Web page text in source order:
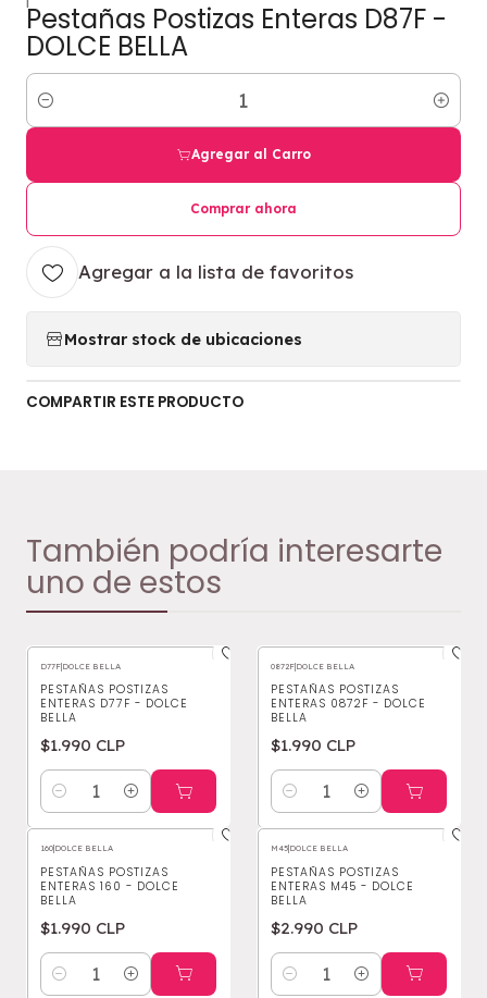
Pestañas Postizas Enteras D87F -
DOLCE BELLA
Cantidad
Agregar al Carro
Comprar ahora
Agregar a la lista de favoritos
Mostrar stock de ubicaciones
COMPARTIR ESTE PRODUCTO
También podría interesarte
uno de estos
D77F|DOLCE BELLA
PESTAÑAS POSTIZAS
ENTERAS D77F - DOLCE
BELLA
$1.990 CLP
Cantidad
0872F|DOLCE BELLA
PESTAÑAS POSTIZAS
ENTERAS 0872F - DOLCE
BELLA
$1.990 CLP
Cantidad
160|DOLCE BELLA
PESTAÑAS POSTIZAS
ENTERAS 160 - DOLCE
BELLA
$1.990 CLP
Cantidad
M45|DOLCE BELLA
PESTAÑAS POSTIZAS
ENTERAS M45 - DOLCE
BELLA
$2.990 CLP
Cantidad